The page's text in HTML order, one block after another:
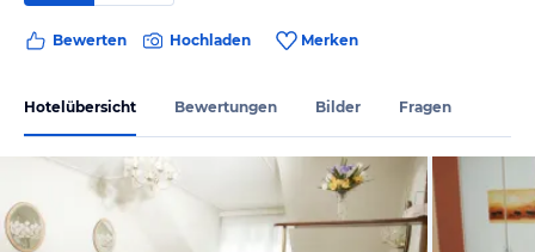
Bewerten Hochladen Merken
Hotelübersicht Bewertungen Bilder Fragen